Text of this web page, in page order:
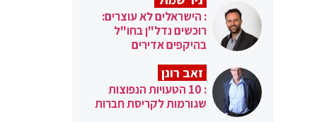
: הישראלים לא עוצרים:
רוכשים נדל"ן בחו"ל
בהיקפים אדירים
זאב רונן
: 10 הטעויות הנפוצות
שגורמות לקריסת חברות